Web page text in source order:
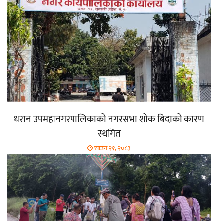
धरान उपमहानगरपालिकाको नगरसभा शोक बिदाको कारण
स्थगित
साउन २१, २०८३